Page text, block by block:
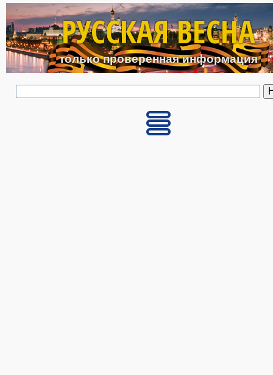
Перейти к основному
РУССКАЯ ВЕСНА
только проверенная информация